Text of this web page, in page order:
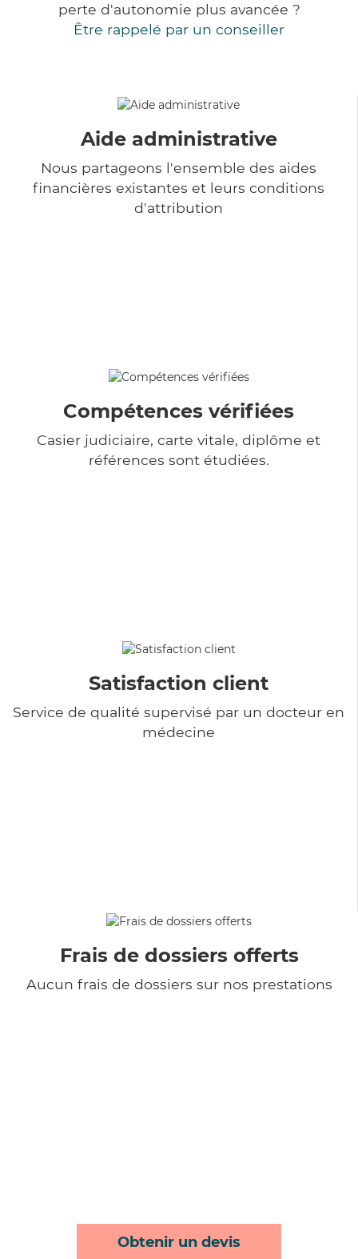
perte d'autonomie plus avancée ?
Être rappelé par un conseiller
Aide administrative
Nous partageons l'ensemble des aides
financières existantes et leurs conditions
d'attribution
Compétences vérifiées
Casier judiciaire, carte vitale, diplôme et
références sont étudiées.
Satisfaction client
Service de qualité supervisé par un docteur en
médecine
Frais de dossiers offerts
Aucun frais de dossiers sur nos prestations
Obtenir un devis